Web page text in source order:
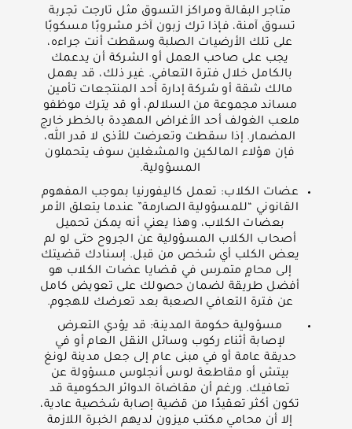
متاجر البقالة ومراكز التسوق مثل تارجت تجربة
تسوق آمنة، فإذا ترك زبون آخر مشروبًا مسكوبًا
على تلك الأرضيات الصلبة وسقطت أنت جراءه،
يجب على صاحب العمل أو الشركة أن يدعمك
بالكامل خلال فترة التعافي. غير ذلك، قد يهمل
مالك شقة أو شركة إدارة أحد المنتجعات تأمين
مساند مجموعة من السلالم، أو قد يترك موظفو
ملعب الغولف أحد الأغراض المهدِدة بالخطر خارج
المضمار. إذا سقطت وتعرضت للأذى لا قدر الله،
فإن هؤلاء المالكين والمشغلين سوف يتحملون
المسؤولية.
عضات الكلاب: تعمل كاليفورنيا بموجب المفهوم
القانوني “للمسؤولية الصارمة” عندما يتعلق الأمر
بعضات الكلاب، وهذا يعني أنه يمكن تحميل
أصحاب الكلاب المسؤولية عن الجروح حتى لو لم
يعض الكلب أي شخص من قبل. إسنادك قضيتك
إلى محامٍ متمرس في قضايا عضات الكلاب هو
أفضل طريقة لضمان حصولك على تعويض كامل
عن فترة التعافي الصعبة بعد تعرضك للهجوم.
مسؤولية حكومة المدينة: قد يؤدي التعرض
لإصابة أثناء ركوب وسائل النقل العام أو في
حديقة عامة أو في مبنى عام إلى جعل مدينة لونغ
بيتش أو مقاطعة لوس أنجلوس مسؤولة عن
تعافيك. ورغم أن مقاضاة الدوائر الحكومية قد
تكون أكثر تعقيدًا من قضية إصابة شخصية عادية،
إلا أن محامي مكتب ميزون لديهم الخبرة اللازمة